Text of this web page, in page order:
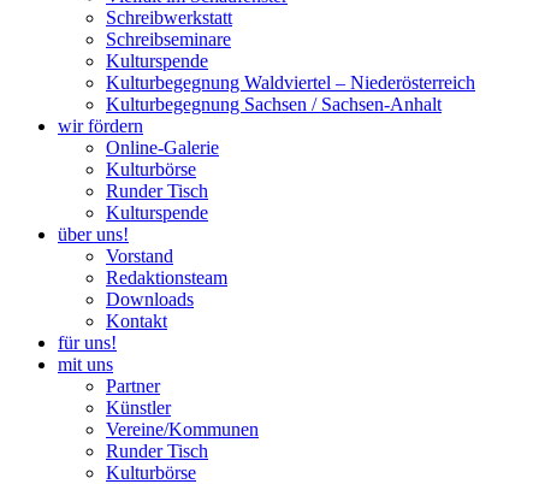
Schreibwerkstatt
Schreibseminare
Kulturspende
Kulturbegegnung Waldviertel – Niederösterreich
Kulturbegegnung Sachsen / Sachsen-Anhalt
wir fördern
Online-Galerie
Kulturbörse
Runder Tisch
Kulturspende
über uns!
Vorstand
Redaktionsteam
Downloads
Kontakt
für uns!
mit uns
Partner
Künstler
Vereine/Kommunen
Runder Tisch
Kulturbörse